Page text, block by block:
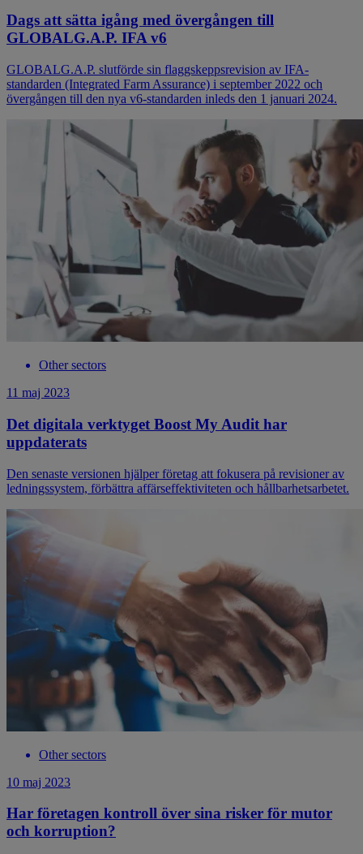
Dags att sätta igång med övergången till
GLOBALG.A.P. IFA v6
GLOBALG.A.P. slutförde sin flaggskeppsrevision av IFA-
standarden (Integrated Farm Assurance) i september 2022 och
övergången till den nya v6-standarden inleds den 1 januari 2024.
Other sectors
11 maj 2023
Det digitala verktyget Boost My Audit har
uppdaterats
Den senaste versionen hjälper företag att fokusera på revisioner av
ledningssystem, förbättra affärseffektiviteten och hållbarhetsarbetet.
Other sectors
10 maj 2023
Har företagen kontroll över sina risker för mutor
och korruption?